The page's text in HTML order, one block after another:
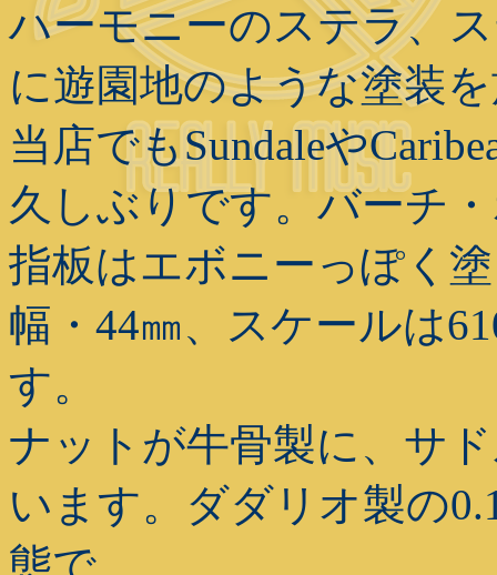
ハーモニーのステラ、
に遊園地のような塗装を
当店でもSundaleや
久しぶりです。バーチ
指板はエボニーっぽく
幅・44㎜、スケールは
す。
ナットが牛骨製に、サ
います。ダダリオ製の
態で、